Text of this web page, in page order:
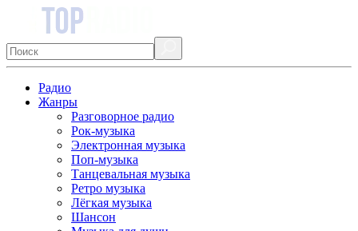
Радио
Жанры
Разговорное радио
Рок-музыка
Электронная музыка
Поп-музыка
Танцевальная музыка
Ретро музыка
Лёгкая музыка
Шансон